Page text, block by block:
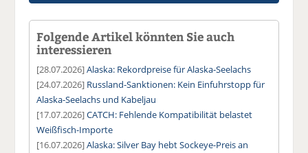
Folgende Artikel könnten Sie auch
interessieren
[28.07.2026]Alaska: Rekordpreise für Alaska-Seelachs
[24.07.2026] Russland-Sanktionen: Kein Einfuhrstopp für
Alaska-Seelachs und Kabeljau
[17.07.2026]CATCH: Fehlende Kompatibilität belastet
Weißfisch-Importe
[16.07.2026]Alaska: Silver Bay hebt Sockeye-Preis an